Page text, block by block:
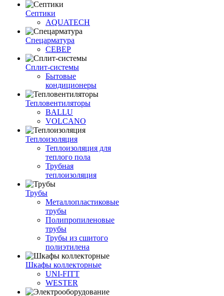
Септики
AQUATECH
Спецарматура
СЕВЕР
Сплит-системы
Бытовые
кондиционеры
Тепловентиляторы
BALLU
VOLCANO
Теплоизоляция
Теплоизоляция для
теплого пола
Трубная
теплоизоляция
Трубы
Металлопластиковые
трубы
Полипропиленовые
трубы
Трубы из сшитого
полиэтилена
Шкафы коллекторные
UNI-FITT
WESTER